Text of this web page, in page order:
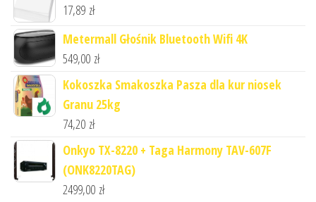
17,89 zł
Metermall Głośnik Bluetooth Wifi 4K
549,00 zł
Kokoszka Smakoszka Pasza dla kur niosek
Granu 25kg
74,20 zł
Onkyo TX-8220 + Taga Harmony TAV-607F
(ONK8220TAG)
2499,00 zł